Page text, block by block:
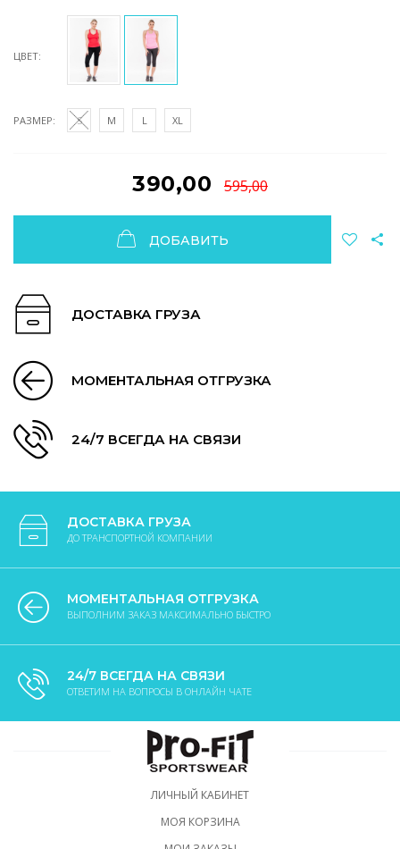
ЦВЕТ:
РАЗМЕР: S M L XL
390,00 595,00
ДОБАВИТЬ
ДОСТАВКА ГРУЗА
МОМЕНТАЛЬНАЯ ОТГРУЗКА
24/7 ВСЕГДА НА СВЯЗИ
ДОСТАВКА ГРУЗА
ДО ТРАНСПОРТНОЙ КОМПАНИИ
МОМЕНТАЛЬНАЯ ОТГРУЗКА
ВЫПОЛНИМ ЗАКАЗ МАКСИМАЛЬНО БЫСТРО
24/7 ВСЕГДА НА СВЯЗИ
ОТВЕТИМ НА ВОПРОСЫ В ОНЛАЙН ЧАТЕ
ЛИЧНЫЙ КАБИНЕТ
МОЯ КОРЗИНА